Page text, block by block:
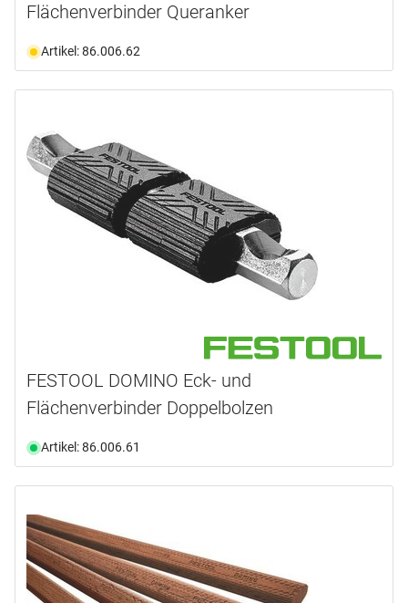
Flächenverbinder Queranker
Artikel: 86.006.62
FESTOOL DOMINO Eck- und
Flächenverbinder Doppelbolzen
Artikel: 86.006.61